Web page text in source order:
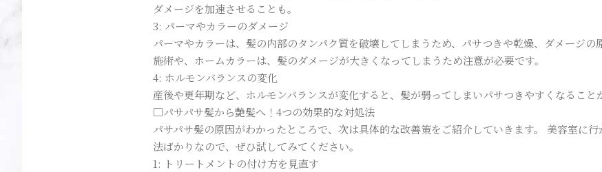
ダメージを加速させることも。
3: パーマやカラーのダメージ
パーマやカラーは、髪の内部のタンパク質を破壊してしまうため、パサつきや乾燥、ダメージの
施術や、ホームカラーは、髪のダメージが大きくなってしまうため注意が必要です。
4: ホルモンバランスの変化
産後や更年期など、ホルモンバランスが変化すると、髪が弱ってしまいパサつきやすくなること
□パサパサ髪から艶髪へ！4つの効果的な対処法
パサパサ髪の原因がわかったところで、次は具体的な改善策をご紹介していきます。 美容室に
法ばかりなので、ぜひ試してみてください。
1: トリートメントの付け方を見直す